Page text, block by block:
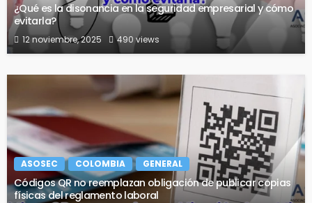
¿Qué es la disonancia en la seguridad empresarial y cómo
evitarla?
12 noviembre, 2025 490 views
ASOSEC COLOMBIA GENERAL
Códigos QR no reemplazan obligación de publicar copias
físicas del reglamento laboral